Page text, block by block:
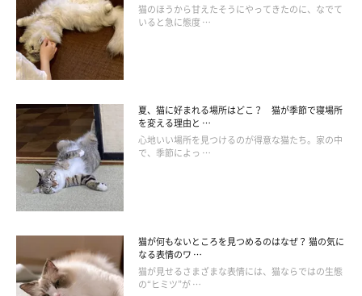
■イチゴ
イチゴは食物繊維が豊富なので、腸内環境を整える効果が期待で
きる果物です。しかし、与えすぎるとお腹を壊すおそれがあるの
で、少量にとどめておきましょう。
量の目安：2分の1粒
■メロン
メロンはほとんどが水分なので、そのまま与えても問題ありませ
ん。さらに細かく刻んであげると猫も食べやすいでしょう。レタ
スと同じく、水分を上手く摂れない子にあげると良いかもしれま
せんね。ただし、カリウムを多く含むため、心臓や腎臓に疾患が
猫のほうから甘えたそうにやってきたのに、なでて
いると急に態度 …
夏、猫に好まれる場所はどこ？ 猫が季節で寝場所
を変える理由と …
心地いい場所を見つけるのが得意な猫たち。家の中
で、季節によっ …
猫が何もないところを見つめるのはなぜ？ 猫の気に
なる表情のワ …
猫が見せるさまざまな表情には、猫ならではの生態
の“ヒミツ”が …